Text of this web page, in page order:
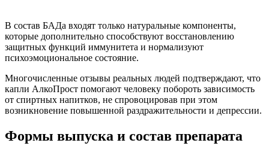
В состав БАДа входят только натуральные компоненты,
которые дополнительно способствуют восстановлению
защитных функций иммунитета и нормализуют
психоэмоциональное состояние.
Многочисленные отзывы реальных людей подтверждают, что
капли АлкоПрост помогают человеку побороть зависимость
от спиртных напитков, не спровоцировав при этом
возникновение повышенной раздражительности и депрессии.
Формы выпуска и состав препарата